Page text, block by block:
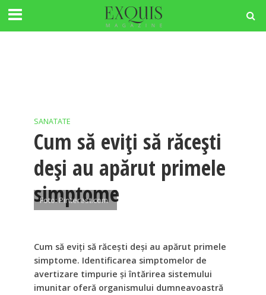
SANATATE
Cum să eviți să răcești
deși au apărut primele
simptome
Foto: Pinterest.com
Cum să eviți să răcești deși au apărut primele
simptome. Identificarea simptomelor de
avertizare timpurie și întărirea sistemului
imunitar oferă organismului dumneavoastră